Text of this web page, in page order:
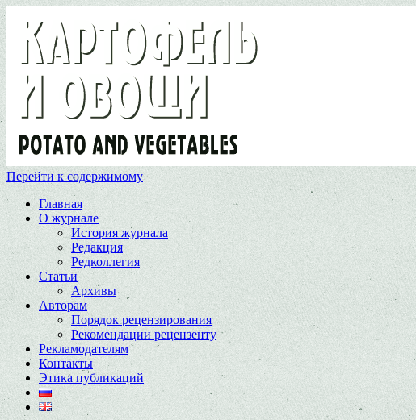
Перейти к содержимому
Главная
О журнале
История журнала
Редакция
Редколлегия
Статьи
Архивы
Авторам
Порядок рецензирования
Рекомендации рецензенту
Рекламодателям
Контакты
Этика публикаций